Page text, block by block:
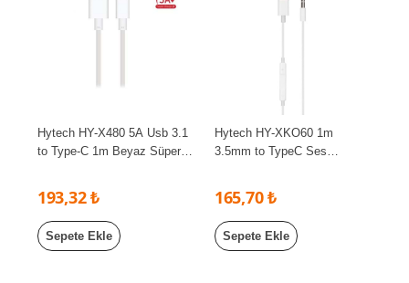
Hytech HY-X480 5A Usb 3.1
to Type-C 1m Beyaz Süper
193,32 ₺
Sepete Ekle
Hytech HY-XKO60 1m
3.5mm to TypeC Ses
165,70 ₺
Sepete Ekle